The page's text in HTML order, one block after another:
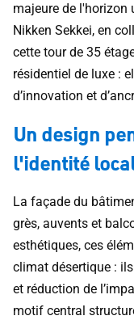
majeure de l'horizon
Nikken Sekkei, en
cette tour de 35
résidentiel de luxe :
d’innovation et
Un design
l'identité
La façade du
grès, auvents et
esthétiques, ces
climat désertique :
et réduction de
motif central